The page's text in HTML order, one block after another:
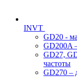
INVT
GD20 -
GD200A
GD27,
частоты
GD270 –